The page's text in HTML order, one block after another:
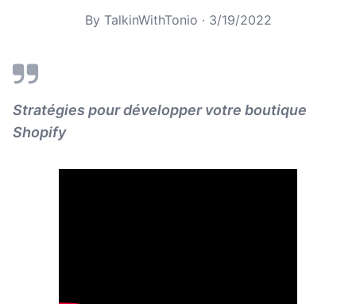
By TalkinWithTonio · 3/19/2022
Stratégies pour développer votre boutique
Shopify